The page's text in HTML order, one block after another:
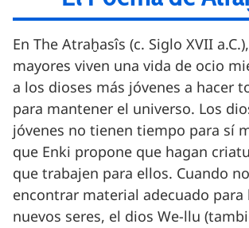
En The Atraḫasîs (c. Siglo XVII
mayores viven una vida de ocio
a los dioses más jóvenes a hacer
para mantener el universo. Los
jóvenes no tienen tiempo para sí
que Enki propone que hagan
que trabajen para ellos. Cuando
encontrar material adecuado para
nuevos seres, el dios We-llu